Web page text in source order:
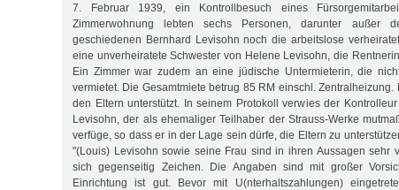
7. Februar 1939, ein Kontrollbesuch eines
Zimmerwohnung lebten sechs Personen, darunter außer
geschiedenen Bernhard Levisohn noch die arbeitslose
eine unverheiratete Schwester von Helene Levisohn, die
Ein Zimmer war zudem an eine jüdische Untermieterin, die
vermietet. Die Gesamtmiete betrug 85 RM einschl. Zentralheizung.
den Eltern unterstützt. In seinem Protokoll verwies der
Levisohn, der als ehemaliger Teilhaber der Strauss-Werke
verfüge, so dass er in der Lage sein dürfe, die Eltern zu
"(Louis) Levisohn sowie seine Frau sind in ihren Aussagen sehr
sich gegenseitig Zeichen. Die Angaben sind mit großer
Einrichtung ist gut. Bevor mit U(nterhaltszahlungen)